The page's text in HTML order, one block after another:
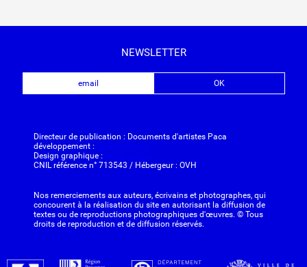
NEWSLETTER
Directeur de publication : Documents d'artistes Paca
développement :
Design graphique :
CNIL référence n° 713543 / Hébergeur : OVH
Nos remerciements aux auteurs, écrivains et photographes, qui
concourent à la réalisation du site en autorisant la diffusion de
textes ou de reproductions photographiques d'œuvres. © Tous
droits de reproduction et de diffusion réservés.